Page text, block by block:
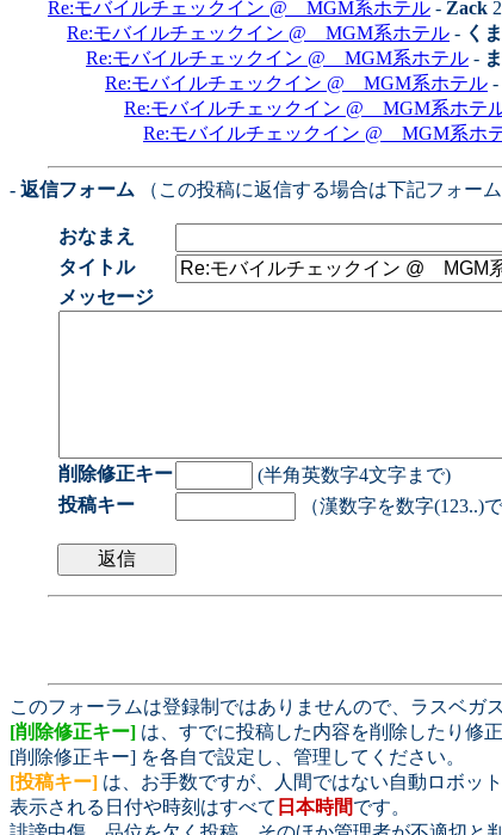
Re:モバイルチェックイン @ MGM系ホテル - Zack
Re:モバイルチェックイン @ MGM系ホテル - く
Re:モバイルチェックイン @ MGM系ホテル -
Re:モバイルチェックイン @ MGM系ホテル -
Re:モバイルチェックイン @ MGM系ホテ
Re:モバイルチェックイン @ MGM系ホ
- 返信フォーム （この投稿に返信する場合は下記フォー
おなまえ
タイトル
メッセージ
削除修正キー
(半角英数字4文字まで)
投稿キー
（漢数字を数字(123..)
このフォーラムは登録制ではありませんので、ラスベガ
[削除修正キー] は、すでに投稿した内容を削除したり修
[削除修正キー] を各自で設定し、管理してください。
[投稿キー] は、お手数ですが、人間ではない自動ロボッ
表示される日付や時刻はすべて 日本時間です。